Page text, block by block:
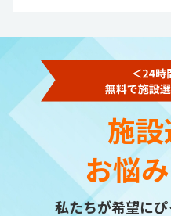
施
お悩み
私たちが希望に